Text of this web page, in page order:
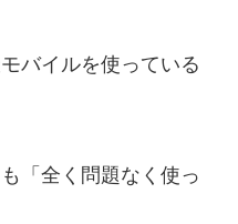
バイルを使っている
「全く問題なく使っ